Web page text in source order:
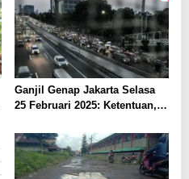
Ganjil Genap Jakarta Selasa
25 Februari 2025: Ketentuan,
Terdampak